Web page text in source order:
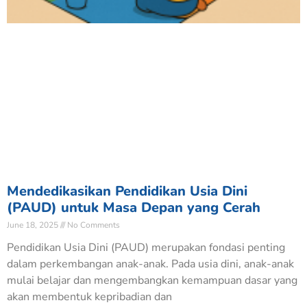
Mendedikasikan Pendidikan Usia Dini
(PAUD) untuk Masa Depan yang Cerah
June 18, 2025 No Comments
Pendidikan Usia Dini (PAUD) merupakan fondasi penting
dalam perkembangan anak-anak. Pada usia dini, anak-anak
mulai belajar dan mengembangkan kemampuan dasar yang
akan membentuk kepribadian dan